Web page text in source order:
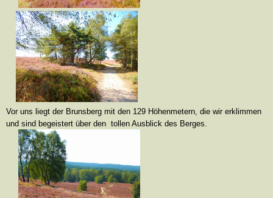
Vor uns liegt der Brunsberg mit den 129 Höhenmetern, die wir erklimmen
und sind begeistert über den tollen Ausblick des Berges.